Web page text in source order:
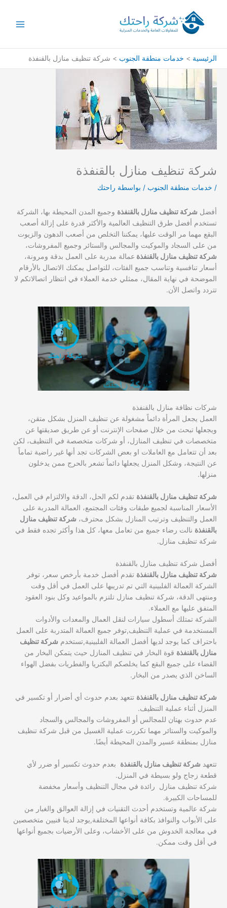
المحتوى
الرئيسية خدمات منطقة الجنوب شركة تنظيف منازل بالقنفذة
شركة تنظيف منازل بالقنفذة
/ خدمات منطقة الجنوب / بواسطة راحتك
أفضل شركة تنظيف منازل بالقنفذة وجميع المدن المحيطة بها، الشركة
تستخدم أفضل طرق التنظيف العالمية والأكثر قدرة على إزالة أصعب
البقع مهما مر الوقت عليها، يمكننا التخلص من أصعب الدهون والزيوت
من على السجاد والموكيت والمجالس والستائر وجميع المفروشات،
شركة تنظيف منازل بالقنفذة عمالة مدربة على العمل بدقة ومرونة،
أسعار تنافسية وتناسب جميع الفئات، للتواصل يمكنك الاتصال بالأرقام
الموضحة في نهاية المقال، ممثلي خدمة العملاء في انتظار اتصالاتكم لا
تتردد واتصل الأن.
شركات نظافة منازل بالقنفذة
العمل يجعل المرأة دائماً مشغولة عن تنظيف المنزل بشكل متقن،
ويجعلها تبحث من خلال صفحات الإنترنت أو عن طريق صديقتها عن
متخصصات في تنظيف المنازل، أو شركات متخصصة في التنظيف، لكن
بعد أن تتعامل مع العاملات او بعض الشركات تجد أنها غير راضية تماماً
عن النتيجة، وشكل المنزل يجعلها دائماً تشعر بالحرج ممن يدخلون
منزلها.
شركة تنظيف منازل بالقنفذة تقدم لكم الحل، الدقة والالتزام في العمل،
الأسعار المناسبة لجميع طبقات وفئات المجتمع، العمالة المدربة على
العمل والتنظيف وترتيب المنازل بشكل محترف، شركة تنظيف منازل
بالقنفذة نالت رضاء جميع من تعامل معها، كل هذا وأكثر تجده فقط في
شركة تنظيف منازل.
أفضل شركة تنظيف منازل بالقنفذة
شركة تنظيف منازل بالقنفذة تقدم أفضل خدمة بأرخص سعر، توفر
الشركة العمالة الفلبينية التي تم تدريبها على العمل في أقل وقت
ومنتهى الدقة، شركة تنظيف منازل تلتزم بالمواعيد وكل بنود العقود
المتفق عليها مع العملاء.
الشركة تمتلك أسطول سيارات لنقل العمال والمعدات والأدوات
المستخدمة في عملية التنظيف,توفر جميع العمالة المتدربة على العمل
باحتراف كما يوجد لديها أفضل العمالة الفلبينية,تستخدم شركة تنظيف
منازل بالقنفذة قوة البخار في تنظيف المنازل حيث يتمكن البخار من
القضاء على جميع البقع كما يخلصكم البكتريا والفطريات بفضل الهواء
الساخن الذي يصدر من البخار.
شركة تنظيف منازل بالقنفذة تتعهد بعدم حدوث أي أضرار أو تكسير في
المنزل أثناء عملية التنظيف.
عدم حدوث بهتان للمجالس أو المفروشات والمجالس والسجاد
والموكيت والستائر مهما تكررت عملية الغسيل من قبل شركة تنظيف
منازل بمنطقة عسير والمدن المحيطة أيضًا.
تتعهد شركة تنظيف منازل بالقنفذة بعدم حدوث تكسير أو ضرر لأي
قطعة زجاج ولو بسيطة في المنزل.
شركة تنظيف منازل رائدة في مجال التنظيف وأسعار مخفضة
للمساحات الكبيرة.
شركة عالمية وتستخدم أحدث التقنيات في إزالة العوالق والغبار من
على الأبواب والنوافذ بكافة أنواعها المختلفة,يوجد لدينا فنيين متخصصين
في معالجة الخدوش من على الأخشاب، وعلى الأرضيات بجميع أنواعها
في أقل وقت ممكن.